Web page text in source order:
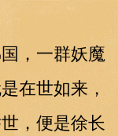
，一群妖魔
在世如来，
，便是徐长